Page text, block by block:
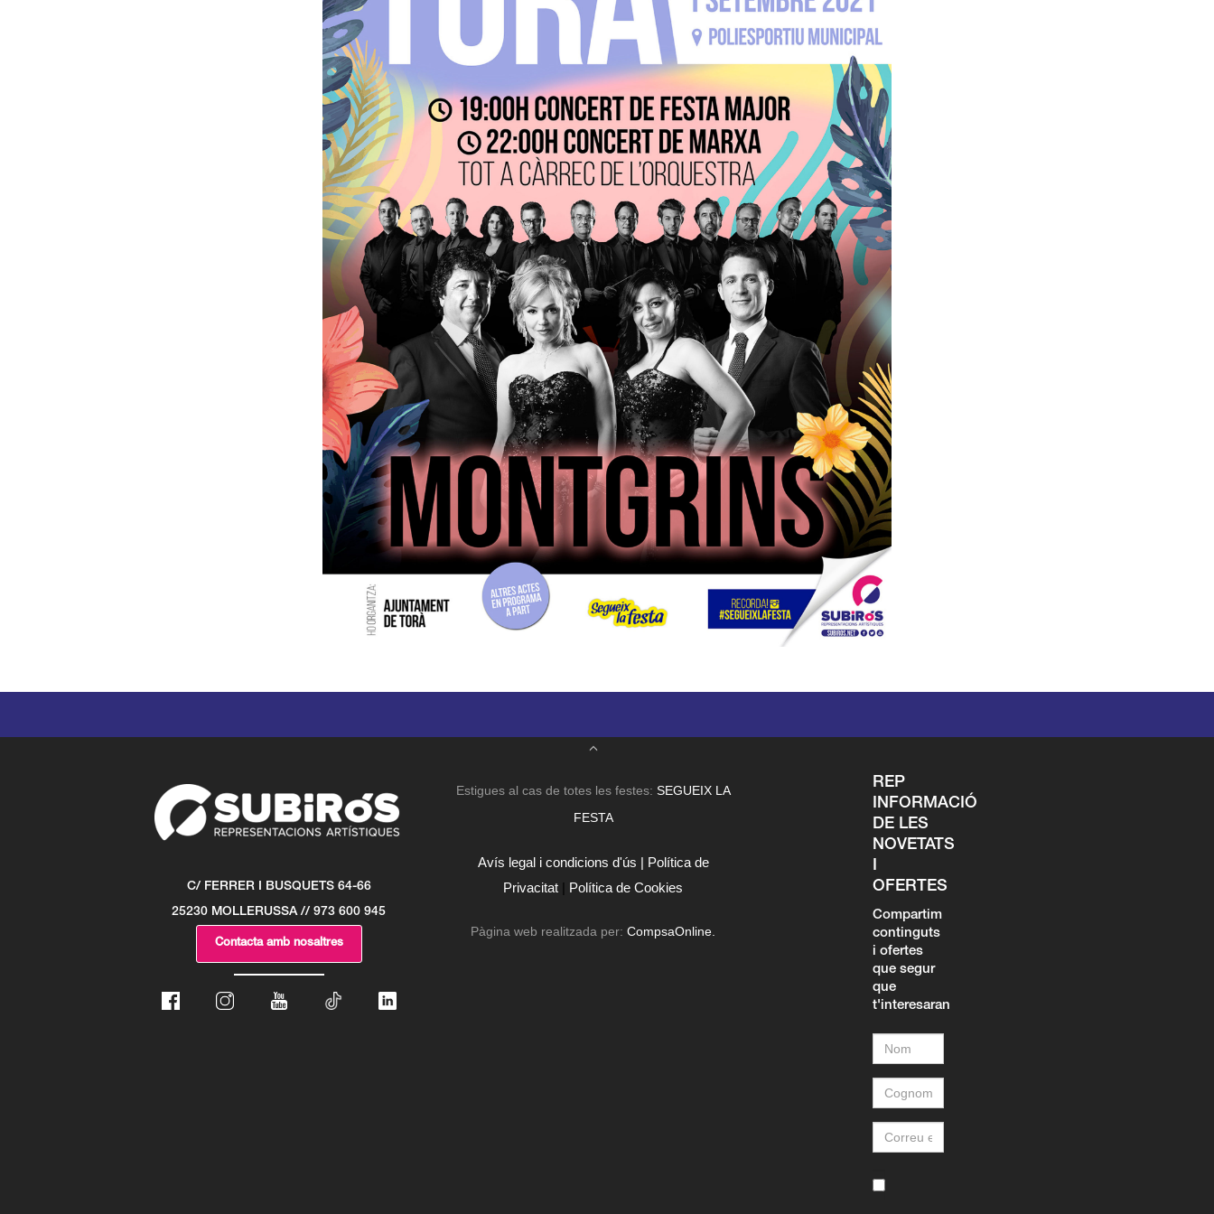
C/ FERRER I BUSQUETS 64-66
25230 MOLLERUSSA // 973 600 945
Contacta amb nosaltres
Estigues al cas de totes les festes: SEGUEIX LA
FESTA
Avís legal i condicions d'ús | Política de
Privacitat | Política de Cookies
Pàgina web realitzada per:CompsaOnline.
REP
INFORMACIÓ
DE LES
NOVETATS
I
OFERTES
Compartim
continguts
i ofertes
que segur
que
t'interesaran